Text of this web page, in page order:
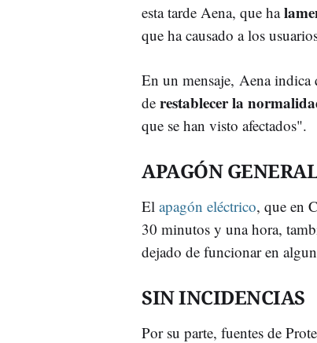
esta tarde Aena, que ha
que ha causado a los
En un mensaje, Aena indica
de restablecer la
que se han visto afectados".
APAGÓN
El apagón eléctrico, que en
30 minutos y una hora,
dejado de funcionar en
SIN INCIDENCIAS
Por su parte, fuentes de